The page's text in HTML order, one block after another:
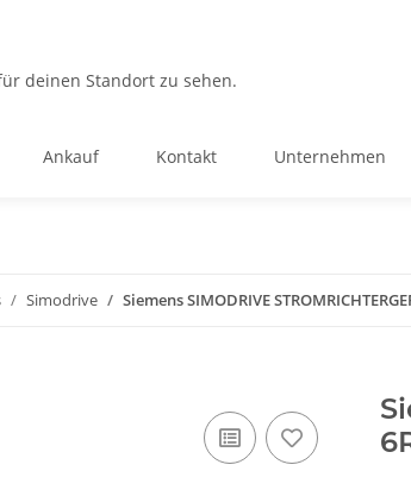
deinen Standort zu sehen.
Ankauf Kontakt Unternehmen
Simodrive Siemens SIMODRIVE